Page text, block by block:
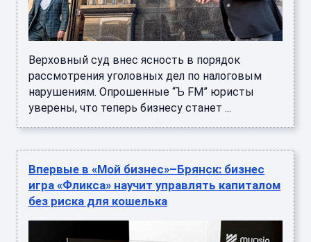
Верховный суд внес ясность в порядок
рассмотрения уголовных дел по налоговым
нарушениям. Опрошенные “Ъ FM” юристы
уверены, что теперь бизнесу станет ...
Впервые в «Мой бизнес»–Брянск: бизнес
игра «Фликса» научит управлять капиталом
без риска для кошелька